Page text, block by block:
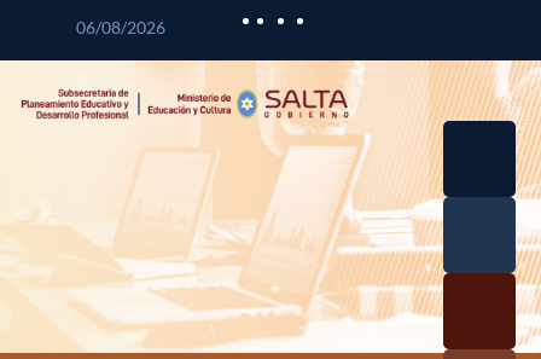
06/08/2026
Curricul
Profesio
a